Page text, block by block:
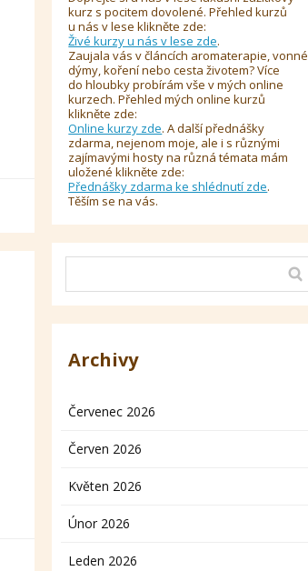
kurz s pocitem dovolené. Přehled kurzů
u nás v lese klikněte zde:
Živé kurzy u nás v lese zde.
Zaujala vás v článcích aromaterapie, vonné
dýmy, koření nebo cesta životem? Více
do hloubky probírám vše v mých online
kurzech. Přehled mých online kurzů
klikněte zde:
Online kurzy zde. A další přednášky
zdarma, nejenom moje, ale i s různými
zajímavými hosty na různá témata mám
uložené klikněte zde:
Přednášky zdarma ke shlédnutí zde.
Těším se na vás.
Archivy
Červenec 2026
Červen 2026
Květen 2026
Únor 2026
Leden 2026